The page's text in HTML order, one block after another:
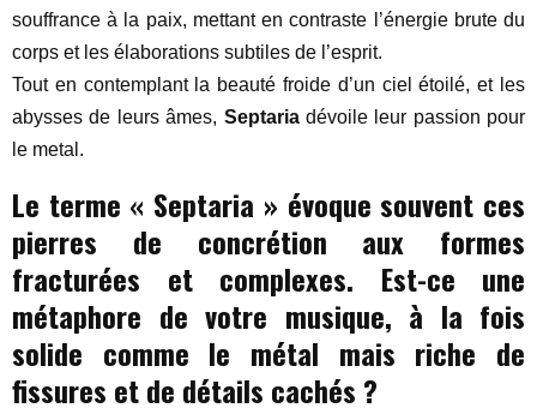
souffrance à la paix, mettant en contraste l’énergie brute du
corps et les élaborations subtiles de l’esprit.
Tout en contemplant la beauté froide d’un ciel étoilé, et les
abysses de leurs âmes, Septaria dévoile leur passion pour
le metal.
Le terme « Septaria » évoque souvent ces
pierres de concrétion aux formes
fracturées et complexes. Est-ce une
métaphore de votre musique, à la fois
solide comme le métal mais riche de
fissures et de détails cachés ?